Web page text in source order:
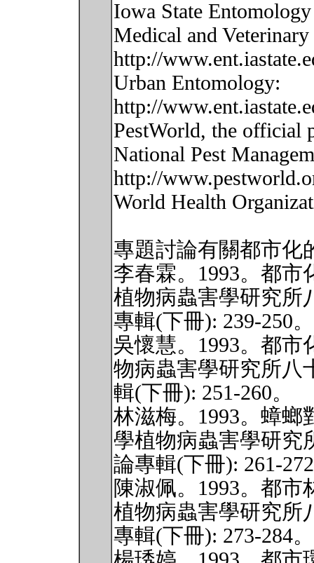
Iowa State
Medical and
http://
Urban Entomology:
http://
PestWorld, the official
National Pest
http://
World Health
專題討論有關都市化
李春霖。1993。都
植物病蟲害學研究所
專輯(下冊): 239-250。
吳懷慧。1993。都
物病蟲害學研究所八
輯(下冊): 251-260。
林滋梅。1993。蟑
學植物病蟲害學研究
論專輯(下冊): 261-
陳淑佩。1993。都
植物病蟲害學研究所
專輯(下冊): 273-284。